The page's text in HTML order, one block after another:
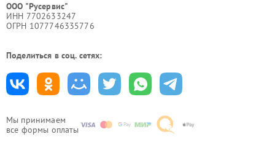
Мы принимаем
все формы оплаты
ООО "Русервис"
ИНН 7702633247
ОГРН 1077746335776
Поделиться в соц. сетях: